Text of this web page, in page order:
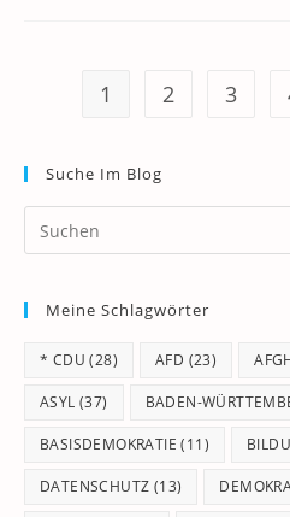
1 2 3
Suche Im Blog
Meine Schlagwörter
* CDU (28) AFD (23)
ASYL (37) BADEN-
BASISDEMOKRATIE (11)
DATENSCHUTZ (13)